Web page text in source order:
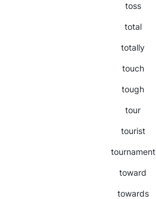
toss
total
totally
touch
tough
tour
tourist
tournament
toward
towards